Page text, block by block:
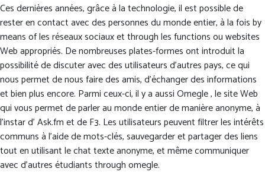
Ces dernières années, grâce à la technologie, il est possible de
rester en contact avec des personnes du monde entier, à la fois by
means of les réseaux sociaux et through les functions ou websites
Web appropriés. De nombreuses plates-formes ont introduit la
possibilité de discuter avec des utilisateurs d’autres pays, ce qui
nous permet de nous faire des amis, d’échanger des informations
et bien plus encore. Parmi ceux-ci, il y a aussi Omegle , le site Web
qui vous permet de parler au monde entier de manière anonyme, à
l’instar d’ Ask.fm et de F3. Les utilisateurs peuvent filtrer les intérêts
communs à l’aide de mots-clés, sauvegarder et partager des liens
tout en utilisant le chat texte anonyme, et même communiquer
avec d’autres étudiants through omegle.